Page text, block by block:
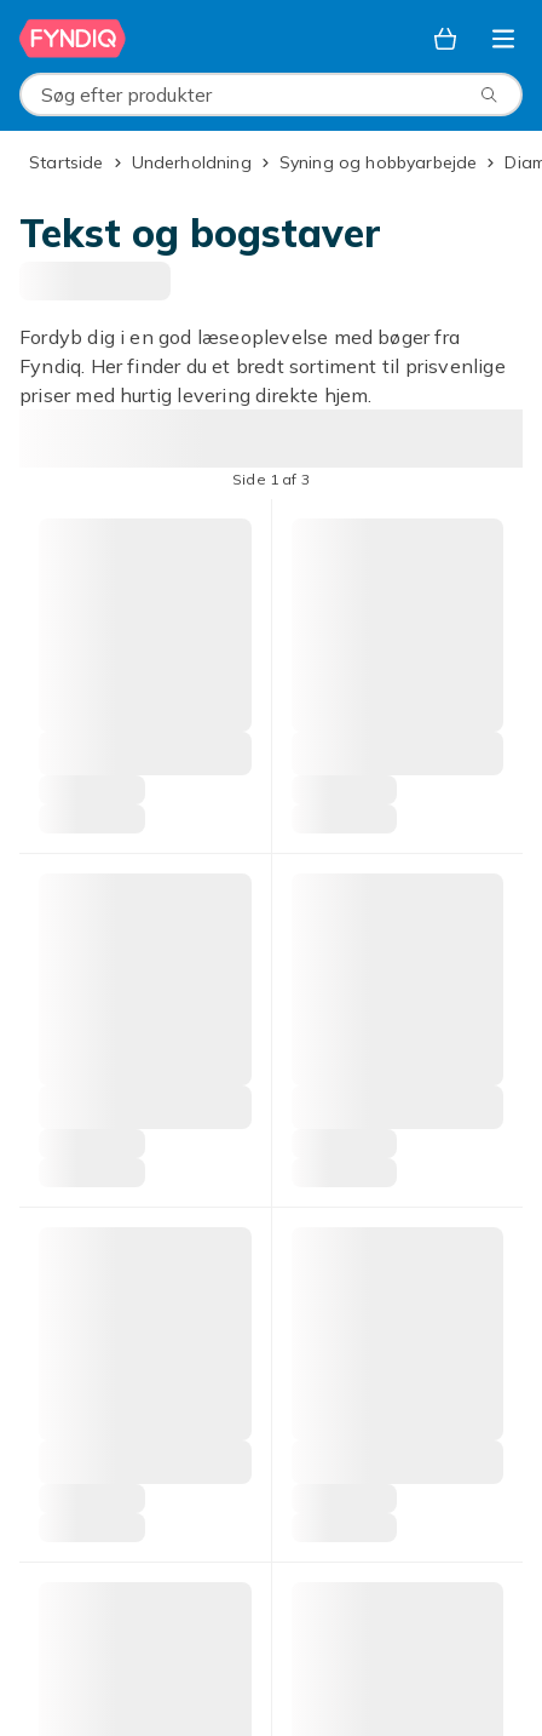
Spring til hovedindhold
Søg efter produkter
Startside Underholdning Syning og hobbyarbejde
Tekst og bogstaver
Fordyb dig i en god læseoplevelse med bøger fra
Fyndiq. Her finder du et bredt sortiment til prisvenlige
priser med hurtig levering direkte hjem.
Side 1 af 3